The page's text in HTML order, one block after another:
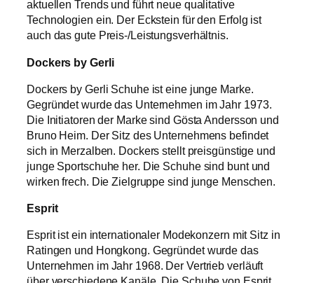
aktuellen Trends und führt neue qualitative
Technologien ein. Der Eckstein für den Erfolg ist
auch das gute Preis-/Leistungsverhältnis.
Dockers by Gerli
Dockers by Gerli Schuhe ist eine junge Marke.
Gegründet wurde das Unternehmen im Jahr 1973.
Die Initiatoren der Marke sind Gösta Andersson und
Bruno Heim. Der Sitz des Unternehmens befindet
sich in Merzalben. Dockers stellt preisgünstige und
junge Sportschuhe her. Die Schuhe sind bunt und
wirken frech. Die Zielgruppe sind junge Menschen.
Esprit
Esprit ist ein internationaler Modekonzern mit Sitz in
Ratingen und Hongkong. Gegründet wurde das
Unternehmen im Jahr 1968. Der Vertrieb verläuft